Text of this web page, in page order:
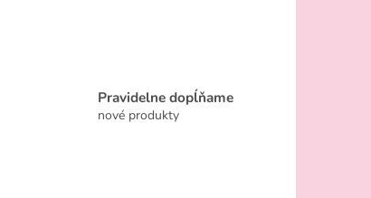
Pravidelne dopĺňame
nové produkty